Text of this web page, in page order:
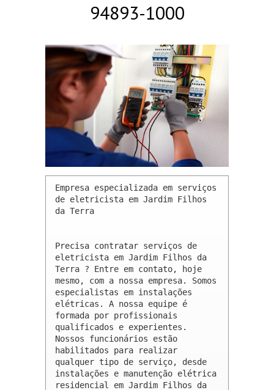
94893-1000
Empresa especializada em serviços
de eletricista em Jardim Filhos
da Terra
Precisa contratar serviços de
eletricista em Jardim Filhos da
Terra ? Entre em contato, hoje
mesmo, com a nossa empresa. Somos
especialistas em instalações
elétricas. A nossa equipe é
formada por profissionais
qualificados e experientes.
Nossos funcionários estão
habilitados para realizar
qualquer tipo de serviço, desde
instalações e manutenção elétrica
residencial em Jardim Filhos da